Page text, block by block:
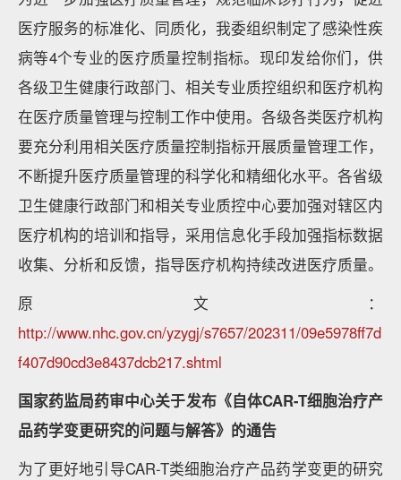
医疗服务的标准化、同质化，我委组织制定了感染性疾
病等4个专业的医疗质量控制指标。现印发给你们，供
各级卫生健康行政部门、相关专业质控组织和医疗机构
在医疗质量管理与控制工作中使用。各级各类医疗机构
要充分利用相关医疗质量控制指标开展质量管理工作，
不断提升医疗质量管理的科学化和精细化水平。各省级
卫生健康行政部门和相关专业质控中心要加强对辖区内
医疗机构的培训和指导，采用信息化手段加强指标数据
收集、分析和反馈，指导医疗机构持续改进医疗质量。
原文：
http://www.nhc.gov.cn/yzygj/s7657/202311/09e5978ff7d
f407d90cd3e8437dcb217.shtml
国家药监局药审中心关于发布《自体CAR-T细胞治疗产
品药学变更研究的问题与解答》的通告
为了更好地引导CAR-T类细胞治疗产品药学变更的研究